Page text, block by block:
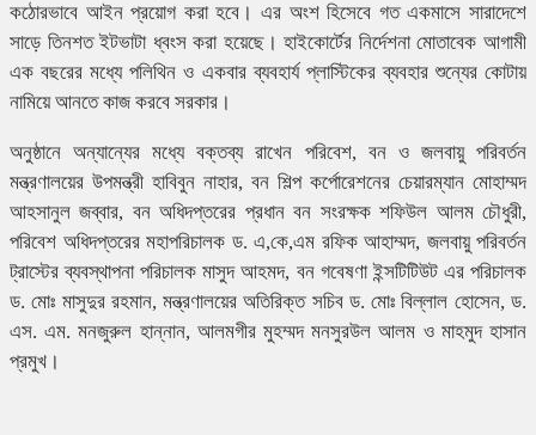
কঠোরভাবে আইন প্রয়োগ করা হবে। এর অংশ হিসেবে গত একমাসে সারাদেশে
সাড়ে তিনশত ইটভাটা ধ্বংস করা হয়েছে। হাইকোর্টের নির্দেশনা মোতাবেক আগামী
এক বছরের মধ্যে পলিথিন ও একবার ব্যবহার্য প্লাস্টিকের ব্যবহার শুন্যের কোটায়
নামিয়ে আনতে কাজ করবে সরকার।
অনুষ্ঠানে অন্যান্যের মধ্যে বক্তব্য রাখেন পরিবেশ, বন ও জলবায়ু পরিবর্তন
মন্ত্রণালয়ের উপমন্ত্রী হাবিবুন নাহার, বন শিল্প কর্পোরেশনের চেয়ারম্যান মোহাম্মদ
আহসানুল জব্বার, বন অধিদপ্তরের প্রধান বন সংরক্ষক শফিউল আলম চৌধুরী,
পরিবেশ অধিদপ্তরের মহাপরিচালক ড. এ,কে,এম রফিক আহাম্মদ, জলবায়ু পরিবর্তন
ট্রাস্টের ব্যবস্থাপনা পরিচালক মাসুদ আহমদ, বন গবেষণা ইন্সটিটিউট এর পরিচালক
ড. মোঃ মাসুদুর রহমান, মন্ত্রণালয়ের অতিরিক্ত সচিব ড. মোঃ বিল্লাল হোসেন, ড.
এস. এম. মনজুরুল হান্নান, আলমগীর মুহম্মদ মনসুরউল আলম ও মাহমুদ হাসান
প্রমুখ।